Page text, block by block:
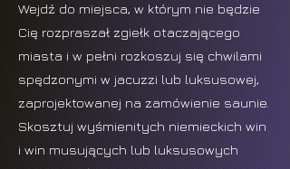
Wejdź do miejsca, w którym nie będzie
Cię rozpraszał zgiełk otaczającego
miasta i w pełni rozkoszuj się chwilami
spędzonymi w jacuzzi lub luksusowej,
zaprojektowanej na zamówienie saunie.
Skosztuj wyśmienitych niemieckich win
i win musujących lub luksusowych